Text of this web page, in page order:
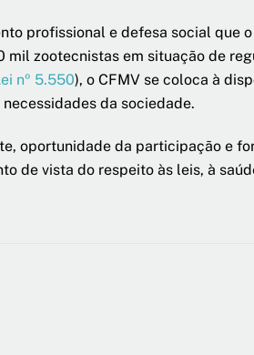
profissional e defesa social que
mil zootecnistas em situação de
nº 5.550), o CFMV se coloca à
da sociedade.
oportunidade da participação e
de vista do respeito às leis, à